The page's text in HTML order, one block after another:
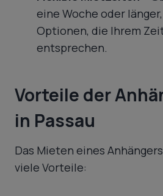
eine Woche oder
Optionen, die Ihrem
entsprechen.
Vorteile der
in Passau
Das Mieten eines
viele Vorteile: